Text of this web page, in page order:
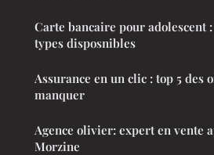
Carte bancaire pour adolescent
types disposnibles
Assurance en un clic : top 5 des
manquer
Agence olivier: expert en vente
Morzine